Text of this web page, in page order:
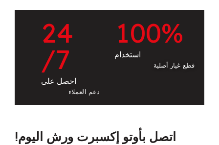
100%
استخدام
قطع غيار أصلية
24
/7
احصل على
دعم العملاء
اتصل بأوتو إكسبرت ورش اليوم!